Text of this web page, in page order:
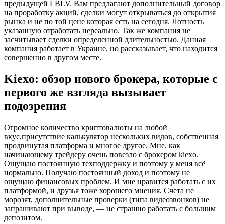
предыдущей LBLV. Вам предлагают дополнительный договор
на проработку акций, сделки могут открываться до открытия
рынка и не по той цене которая есть на сегодня. Лотность
указанную отработать нереально. Так же компания не
засчитывает сделки определенной длительностью. Данная
компания работает в Украине, но рассказывает, что находится
совершенно в другом месте.
Kiexo: обзор нового брокера, которые с
первого же взгляда вызывает
подозрения
Огромное количество криптовалюты на любой
вкус,присутствие калькулятор нескольких видов, собственная
продвинутая платформа и многое другое. Мне, как
начинающему трейдеру очень повезло с брокером kiexo.
Ощущаю постоянную техподдержку и поэтому у меня всё
нормально. Получаю постоянный доход и поэтому не
ощущаю финансовых проблем. И мне нравится работать с их
платформой, и друзья тоже хорошего мнения. Счета не
морозят, дополнительные проверки (типа видеозвонков) не
запрашивают при выводе, — не страшно работать с большим
депозитом.